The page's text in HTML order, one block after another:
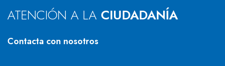
ATENCIÓN A LA CIUDADANÍA
Contacta con nosotros